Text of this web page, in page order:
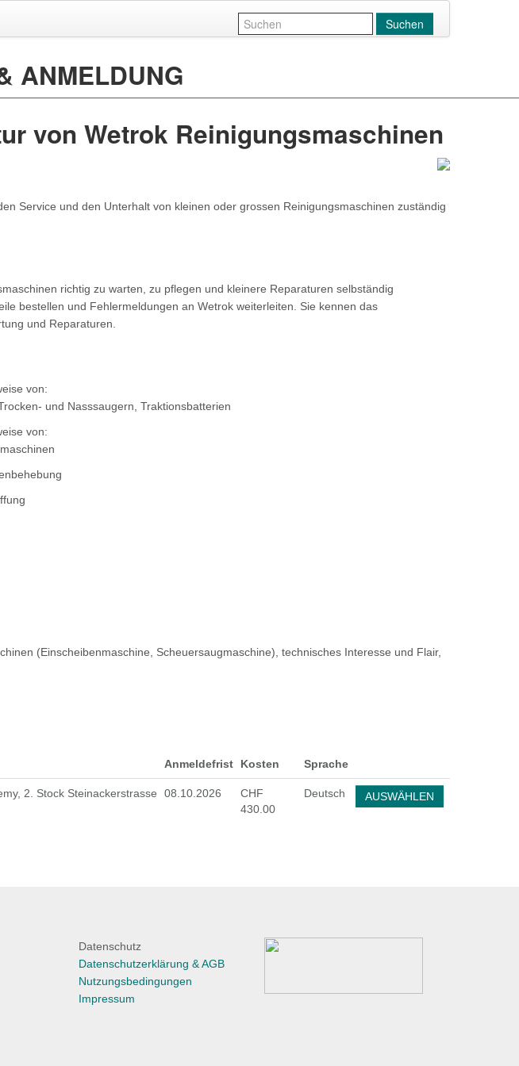
Suchen
ANMELDUNG
von Wetrok Reinigungsmaschinen
Service und den Unterhalt von kleinen oder grossen Reinigungsmaschinen zuständig
richtig zu warten, zu pflegen und kleinere Reparaturen selbständig
bestellen und Fehlermeldungen an Wetrok weiterleiten. Sie kennen das
und Reparaturen.
von:
und Nasssaugern, Traktionsbatterien
von:
(Einscheibenmaschine, Scheuersaugmaschine), technisches Interesse und Flair,
Anmeldefrist Kosten Sprache
2. Stock Steinackerstrasse
08.10.2026
CHF
430.00
Deutsch AUSWÄHLEN
Datenschutz
Datenschutzerklärung & AGB
Nutzungsbedingungen
Impressum